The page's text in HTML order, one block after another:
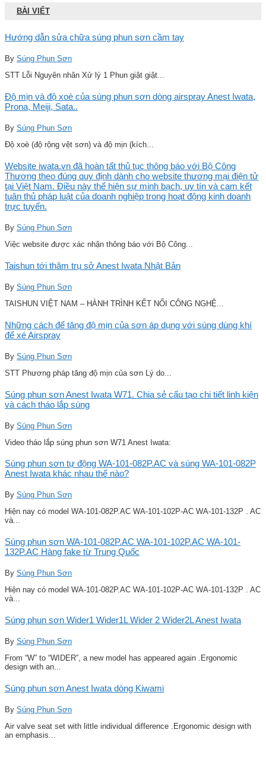
BÀI VIẾT
Hướng dẫn sửa chữa súng phun sơn cầm tay
By Súng Phun Sơn
STT Lỗi Nguyên nhân Xử lý 1 Phun giật giật...
Độ mịn và độ xoè của súng phun sơn dòng airspray Anest Iwata,
Prona, Meiji, Sata..
By Súng Phun Sơn
Độ xoè (độ rộng vệt sơn) và độ mịn (kích...
Website iwata.vn đã hoàn tất thủ tục thông báo với Bộ Công
Thương theo đúng quy định dành cho website thương mại điện tử
tại Việt Nam. Điều này thể hiện sự minh bạch, uy tín và cam kết
tuân thủ pháp luật của doanh nghiệp trong hoạt động kinh doanh
trực tuyến.
By Súng Phun Sơn
Việc website được xác nhận thông báo với Bộ Công...
Taishun tới thăm trụ sở Anest Iwata Nhật Bản
By Súng Phun Sơn
TAISHUN VIỆT NAM – HÀNH TRÌNH KẾT NỐI CÔNG NGHỆ...
Những cách để tăng độ mịn của sơn áp dụng với súng dùng khí
để xé Airspray
By Súng Phun Sơn
STT Phương pháp tăng độ mịn của sơn Lý do...
Súng phun sơn Anest Iwata W71. Chia sẻ cấu tạo chi tiết linh kiện
và cách tháo lắp súng
By Súng Phun Sơn
Video tháo lắp súng phun sơn W71 Anest Iwata:
Súng phun sơn tự động WA-101-082P.AC và súng WA-101-082P
Anest Iwata khác nhau thế nào?
By Súng Phun Sơn
Hiện nay có model WA-101-082P.AC WA-101-102P-AC WA-101-132P . AC
và...
Súng phun sơn WA-101-082P.AC WA-101-102P.AC WA-101-
132P.AC Hàng fake từ Trung Quốc
By Súng Phun Sơn
Hiện nay có model WA-101-082P.AC WA-101-102P-AC WA-101-132P . AC
và...
Súng phun sơn Wider1 Wider1L Wider 2 Wider2L Anest Iwata
By Súng Phun Sơn
From “W” to “WIDER”, a new model has appeared again .Ergonomic
design with an...
Súng phun sơn Anest Iwata dòng Kiwami
By Súng Phun Sơn
Air valve seat set with little individual difference .Ergonomic design with
an emphasis...